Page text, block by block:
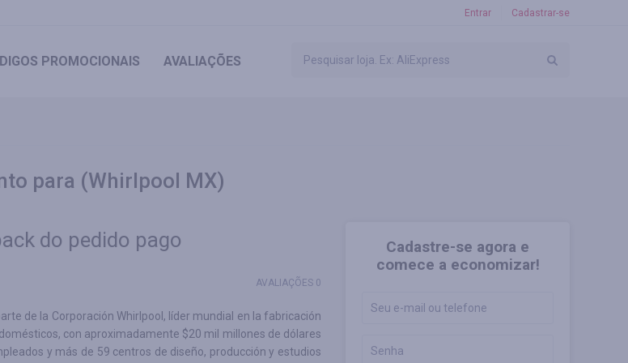
Entrar Cadastrar-se
PROMOCIONAIS AVALIAÇÕES
para (Whirlpool MX)
Cadastre-se agora e
comece a economizar!
do pedido pago
AVALIAÇÕES 0
de la Corporación Whirlpool, líder mundial en la fabricación
con aproximadamente $20 mil millones de dólares
y más de 59 centros de diseño, producción y estudios